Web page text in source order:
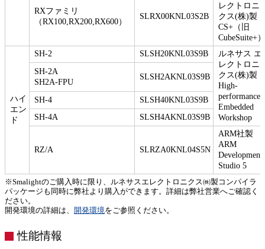
RXファミリ
（RX100,RX200,RX600）
SLRX00KNL03S2B
レクトロニ
クス(株)製
CS+（旧
CubeSuite+）
ハイ
エン
ド
SH-2 SLSH20KNL03S9B
ルネサス エ
レクトロニ
クス(株)製
High-
performance
Embedded
Workshop
SH-2A
SH2A-FPU
SLSH2AKNL03S9B
SH-4
SLSH40KNL03S9B
SH-4A
SLSH4AKNL03S9B
RZ/A SLRZA0KNL04S5N
ARM社製
ARM
Development
Studio 5
※Smalightのご購入時に限り、ルネサスエレクトロニクス㈱製コンパイラ
パッケージも同時に弊社より購入ができます。詳細は弊社営業へご確認く
ださい。
開発環境の詳細は、 開発環境をご参照ください。
性能情報